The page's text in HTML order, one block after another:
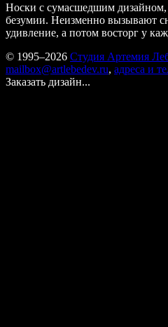
Носки с сумасшедшим дизайном,
безумии. Неизменно вызывают
удивление, а потом восторг у
© 1995–2026 Студия Артемия
mailbox@artlebedev.ru, адреса и
Заказать дизайн...